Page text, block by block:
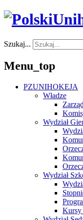
Szukaj...
Menu_top
PZUNIHOKEJA
Władze
Zarząd
Wydział
Wydział
Kursy